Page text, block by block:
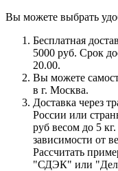
Вы можете выбрать
Бесплатная
5000 руб. Срок
20.00.
Вы можете
в г. Москва.
Доставка через
России или
руб весом до 5
зависимости от
Рассчитать
"СДЭК" или